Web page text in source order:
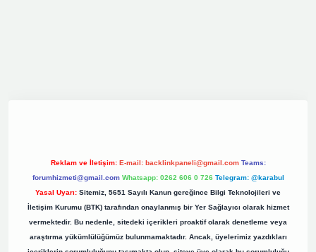
Reklam ve İletişim: E-mail: backlinkpaneli@gmail.com Teams:
forumhizmeti@gmail.com Whatsapp: 0262 606 0 726 Telegram: @karabul
Yasal Uyarı: Sitemiz, 5651 Sayılı Kanun gereğince Bilgi Teknolojileri ve
İletişim Kurumu (BTK) tarafından onaylanmış bir Yer Sağlayıcı olarak hizmet
vermektedir. Bu nedenle, sitedeki içerikleri proaktif olarak denetleme veya
araştırma yükümlülüğümüz bulunmamaktadır. Ancak, üyelerimiz yazdıkları